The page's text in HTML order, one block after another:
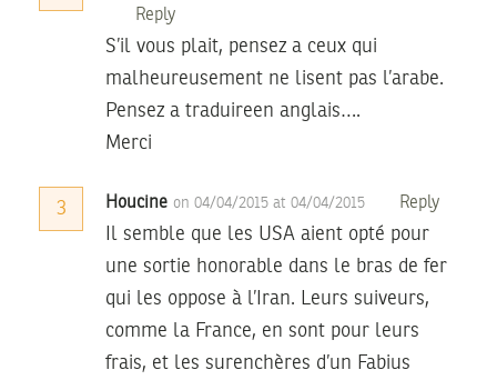
Reply
S’il vous plait, pensez a ceux qui
malheureusement ne lisent pas l’arabe.
Pensez a traduireen anglais….
Merci
3 Houcine on 04/04/2015 at 04/04/2015 Reply
Il semble que les USA aient opté pour
une sortie honorable dans le bras de fer
qui les oppose à l’Iran. Leurs suiveurs,
comme la France, en sont pour leurs
frais, et les surenchères d’un Fabius